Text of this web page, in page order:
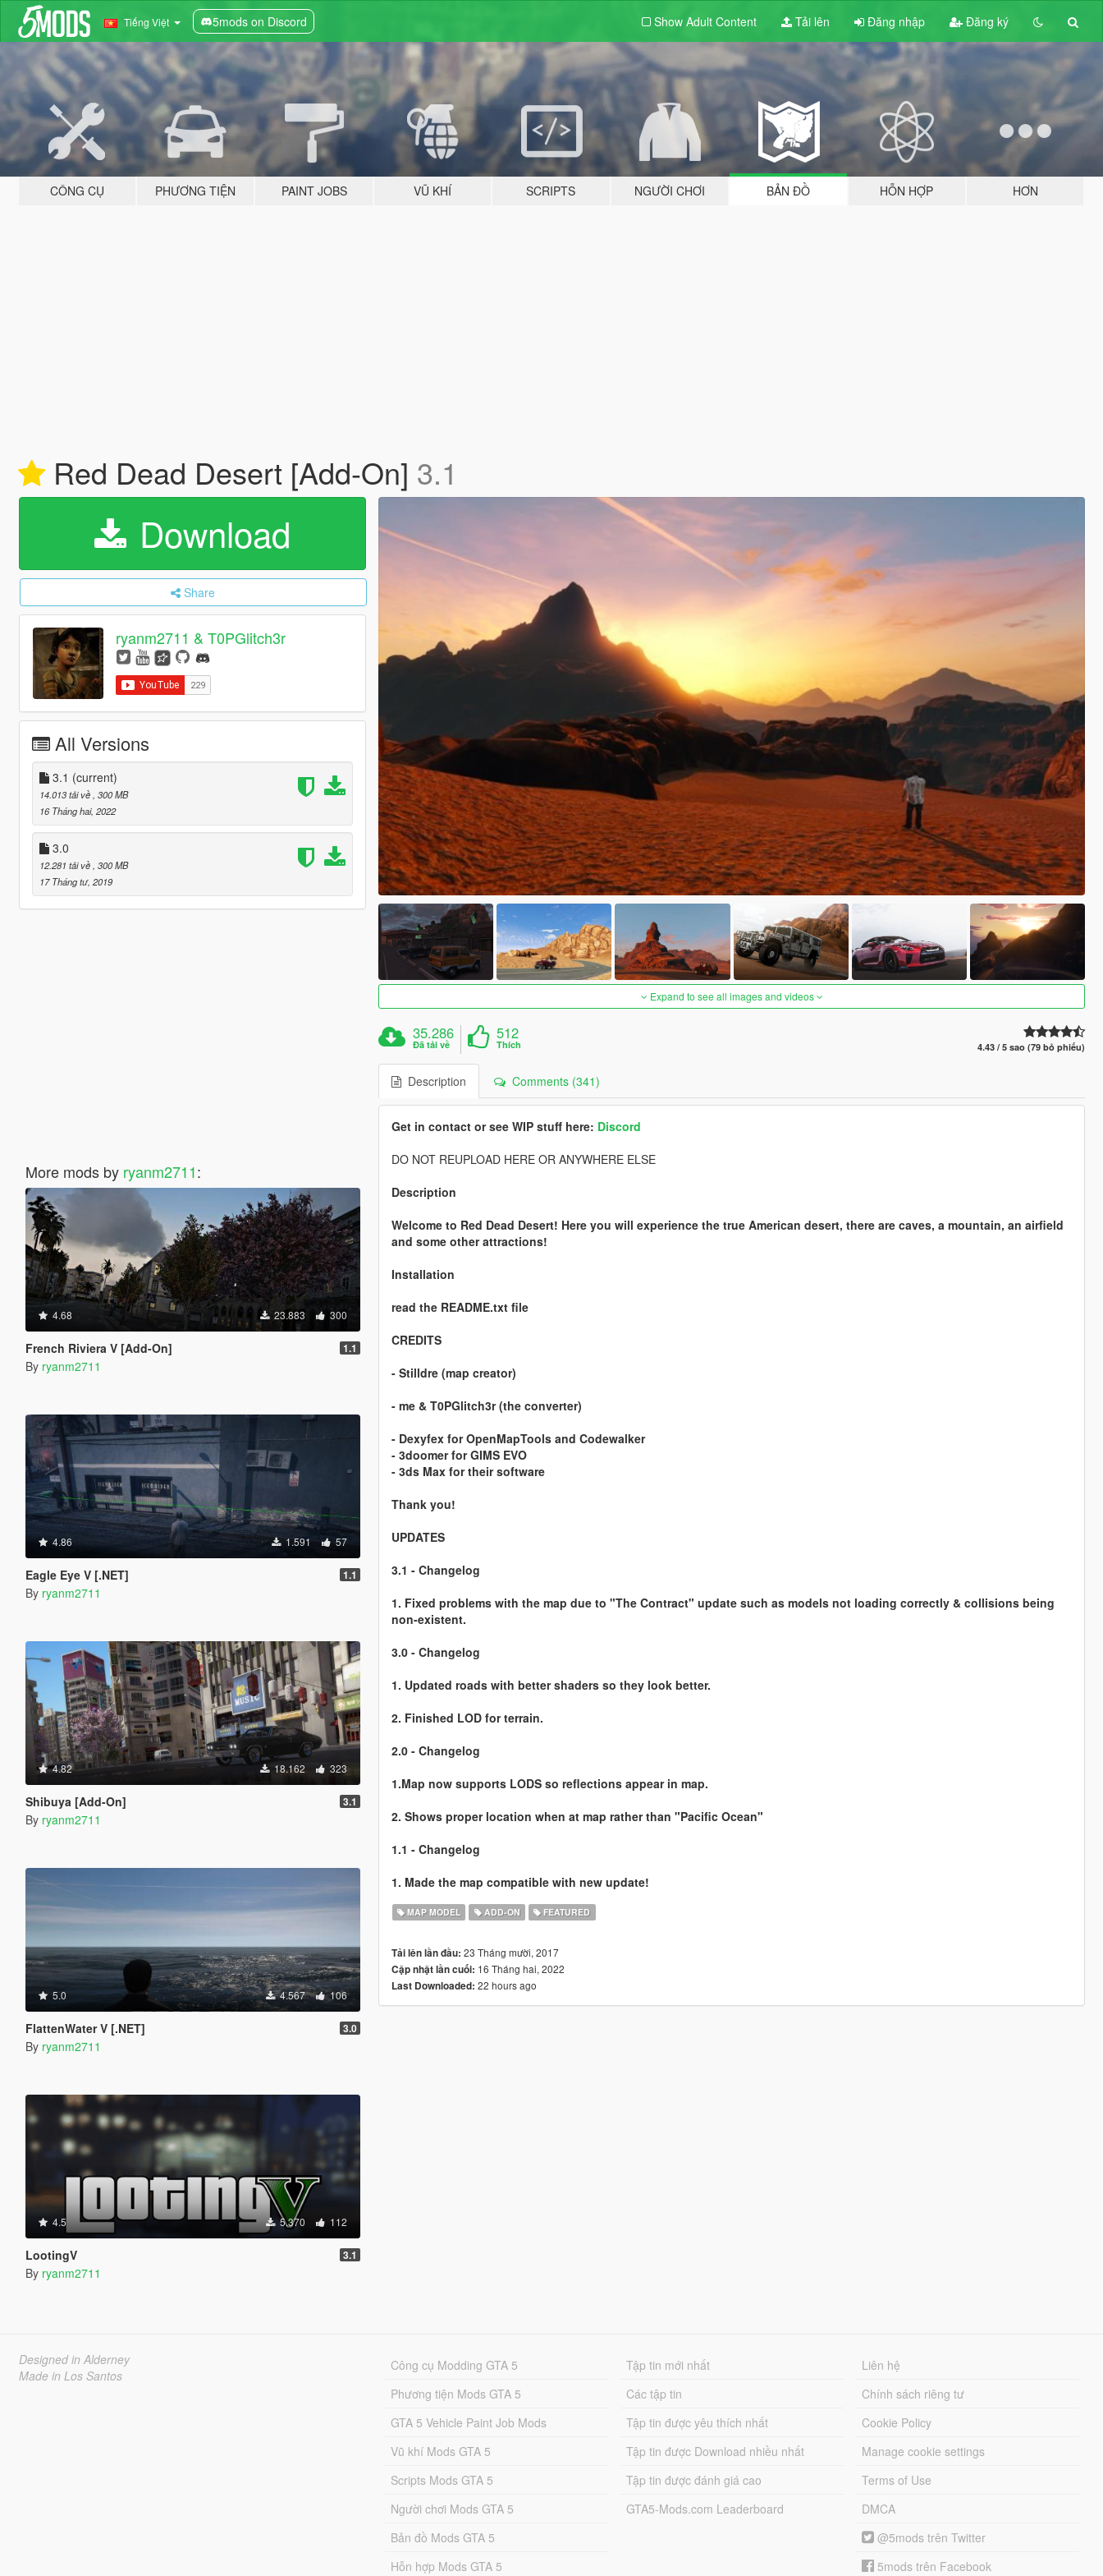
Tiếng Việt 5mods on Discord Show Adult Content Tải lên Đăng nhập Đăng ký
CÔNG CỤ PHƯƠNG TIỆN PAINT JOBS VŨ KHÍ SCRIPTS NGƯỜI CHƠI BẢN ĐỒ HỖN HỢP HƠN
Red Dead Desert [Add-On] 3.1
Download
Share
ryanm2711 & T0PGlitch3r
All Versions
3.1 (current)
14.013 tải về , 300 MB
16 Tháng hai, 2022
3.0
12.281 tải về , 300 MB
17 Tháng tư, 2019
More mods by ryanm2711:
4.68 23.883 300
French Riviera V [Add-On] 1.1
By ryanm2711
4.86 1.591 57
Eagle Eye V [.NET] 1.1
By ryanm2711
4.82 18.162 323
Shibuya [Add-On] 3.1
By ryanm2711
5.0 4.567 106
FlattenWater V [.NET] 3.0
By ryanm2711
4.5 5.370 112
LootingV 3.1
By ryanm2711
Expand to see all images and videos
35.286
Đã tải về
512
Thích 4.43 / 5 sao (79 bỏ phiếu)
Description Comments (341)
Get in contact or see WIP stuff here: Discord
DO NOT REUPLOAD HERE OR ANYWHERE ELSE
Description
Welcome to Red Dead Desert! Here you will experience the true American desert, there are caves, a mountain, an airfield
and some other attractions!
Installation
read the README.txt file
CREDITS
- Stilldre (map creator)
- me & T0PGlitch3r (the converter)
- Dexyfex for OpenMapTools and Codewalker
- 3doomer for GIMS EVO
- 3ds Max for their software
Thank you!
UPDATES
3.1 - Changelog
1. Fixed problems with the map due to "The Contract" update such as models not loading correctly & collisions being
non-existent.
3.0 - Changelog
1. Updated roads with better shaders so they look better.
2. Finished LOD for terrain.
2.0 - Changelog
1.Map now supports LODS so reflections appear in map.
2. Shows proper location when at map rather than "Pacific Ocean"
1.1 - Changelog
1. Made the map compatible with new update!
MAP MODEL ADD-ON FEATURED
Tải lên lần đầu: 23 Tháng mười, 2017
Cập nhật lần cuối: 16 Tháng hai, 2022
Last Downloaded: 22 hours ago
Designed in Alderney
Made in Los Santos
Công cụ Modding GTA 5
Phương tiện Mods GTA 5
GTA 5 Vehicle Paint Job Mods
Vũ khí Mods GTA 5
Scripts Mods GTA 5
Người chơi Mods GTA 5
Bản đồ Mods GTA 5
Hỗn hợp Mods GTA 5
Tập tin mới nhất
Các tập tin
Tập tin được yêu thích nhất
Tập tin được Download nhiều nhất
Tập tin được đánh giá cao
GTA5-Mods.com Leaderboard
Liên hệ
Chính sách riêng tư
Cookie Policy
Manage cookie settings
Terms of Use
DMCA
@5mods trên Twitter
5mods trên Facebook